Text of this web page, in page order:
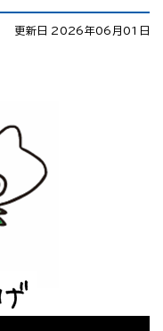
更新日 2026年06月01日